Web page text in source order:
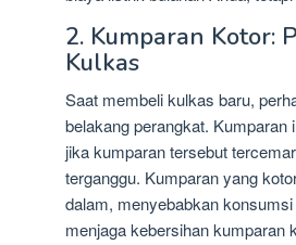
2. Kumparan Kotor:
Kulkas
Saat membeli kulkas baru,
belakang perangkat. Kumparan
jika kumparan tersebut
terganggu. Kumparan yang
dalam, menyebabkan
menjaga kebersihan kumparan